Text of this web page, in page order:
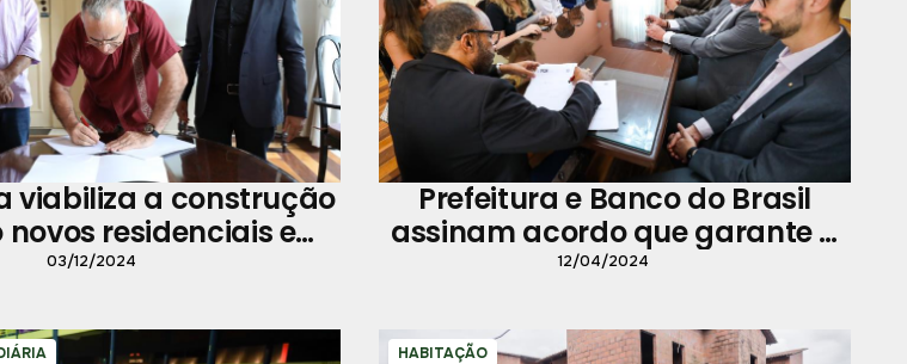
viabiliza a construção
residenciais em
1.256 unidades
03/12/2024
Prefeitura e Banco do Brasil
assinam acordo que garante a
regularização do Residencial
12/04/2024
HABITAÇÃO